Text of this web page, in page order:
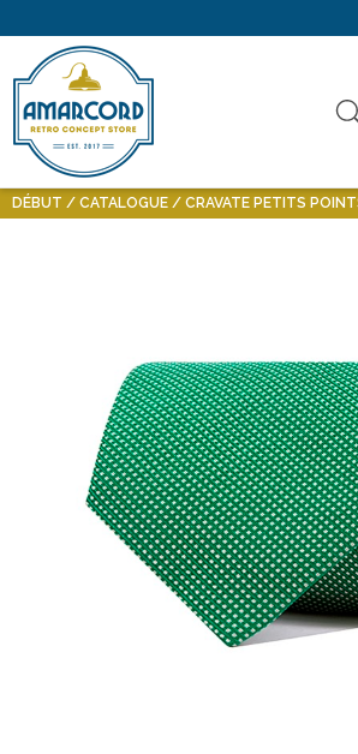
DÉBUT CATALOGUE CRAVATE PETITS